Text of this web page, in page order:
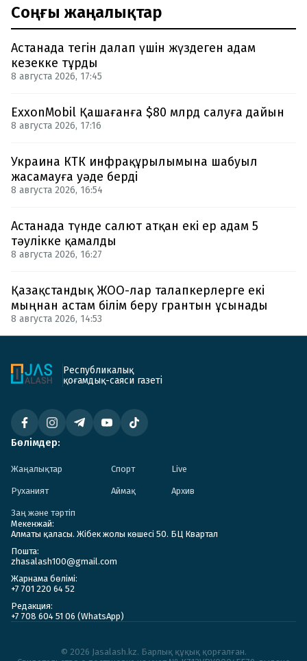
Соңғы жаңалықтар
Астанада тегін далап үшін жүздеген адам
кезекке тұрды
8 августа 2026, 17:45
ExxonMobil Қашағанға $80 млрд салуға дайын
8 августа 2026, 17:16
Украина КТК инфрақұрылымына шабуыл
жасамауға уәде берді
8 августа 2026, 16:54
Астанада түнде салют атқан екі ер адам 5
тәулікке қамалды
8 августа 2026, 16:27
Қазақстандық ЖОО-лар талапкерлерге екі
мыңнан астам білім беру грантын ұсынады
8 августа 2026, 14:53
Республикалық
қоғамдық-саяси газеті
Бөлімдер:
Жаңалықтар Спорт Live
Руханият Аймақ Архив
Заң және тәртіп
Мекенжай:
Алматы қаласы. Жібек жолы көшесі 50. БЦ Квартал
Пошта:
zhasalash100@gmail.com
Жарнама бөлімі:
+7 701 220 64 52
Редакция:
+7 708 604 51 06 (WhatsApp)
© 2026 Jasalash.kz. Барлық құқық қорғалған.